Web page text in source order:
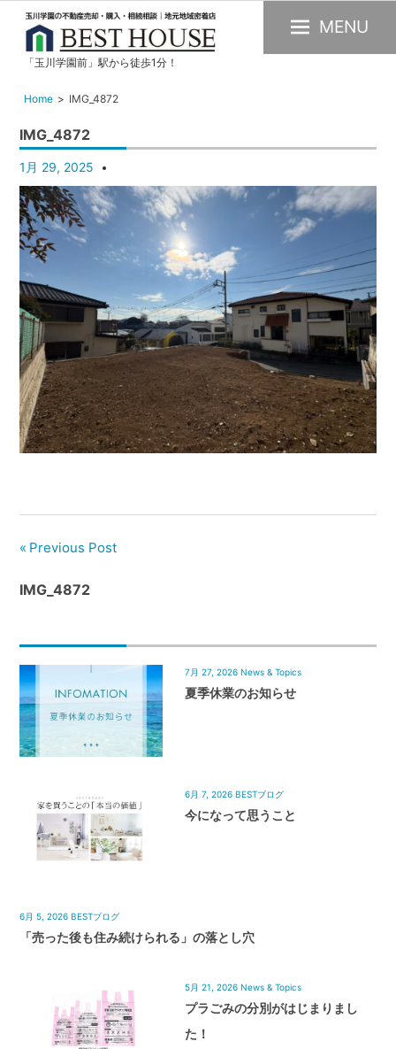
玉
川
園
の
不
動
産
購
入・
売
却・
賃
貸・
管
理
｜
密
着
HOUSE
「玉川学園前」駅から徒歩1分！
MENU
Home IMG_4872
IMG_4872
1月 29, 2025
Previous Post
IMG_4872
7月 27, 2026 News & Topics
夏季休業のお知らせ
6月 7, 2026 BESTブログ
今になって思うこと
6月 5, 2026 BESTブログ
「売った後も住み続けられる」の落とし穴
5月 21, 2026 News & Topics
プラごみの分別がはじまりまし
た！